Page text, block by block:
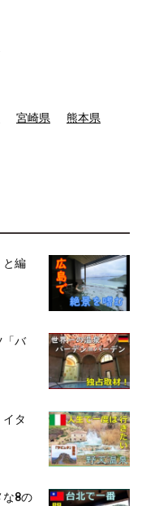
宮崎県 熊本県
と編
「バ
イタ
な8の